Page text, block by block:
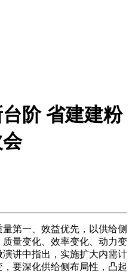
阶 省建建粉
第一、效益优先，以供给侧
量变化、效率变化、动力变
讲中指出，实施扩大内需计
要深化供给侧布局性，凸起